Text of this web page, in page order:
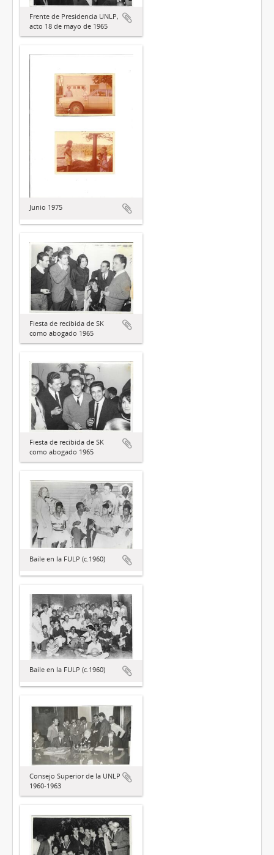
Frente de Presidencia UNLP,
acto 18 de mayo de 1965
Junio 1975
Fiesta de recibida de SK
como abogado 1965
Fiesta de recibida de SK
como abogado 1965
Baile en la FULP (c.1960)
Baile en la FULP (c.1960)
Consejo Superior de la UNLP
1960-1963